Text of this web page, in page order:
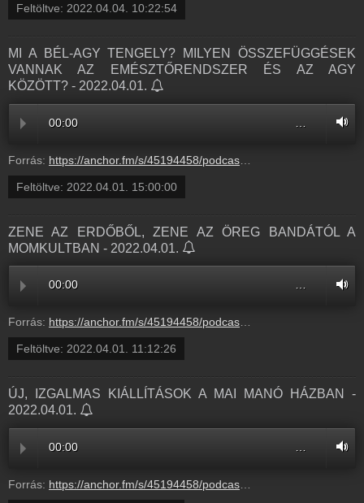
Feltöltve: 2022.04.04. 10:22:54
MI A BÉL-AGY TENGELY? MILYEN ÖSSZEFÜGGÉSEK
VANNAK AZ EMÉSZTŐRENDSZER ÉS AZ AGY
KÖZÖTT? - 2022.04.01.
00:00
Forrás: https://anchor.fm/s/45194458/podcast/play/50074495/https%3A%2F%2Fd3ctxlq1ktw2nl.cloudfront.net%2Fstaging%2F2022-3-4%2F257784267-44100-2-8e7a7b92c4ee2.m4a
Feltöltve: 2022.04.01. 15:00:00
ZENE AZ ERDŐBŐL, ZENE AZ ÖREG BANDÁTÓL A
MOMKULTBAN - 2022.04.01.
00:00 …
Forrás: https://anchor.fm/s/45194458/podcast/play/49947200/https%3A%2F%2Fd3ctxlq1ktw2nl.cloudfront.net%2Fproduction%2Fexports%2F45194458%2F49947200%2F9db4d43f311294bda8d5ed1f98ab1d14.m4a
Feltöltve: 2022.04.01. 11:12:26
ÚJ, IZGALMAS KIÁLLÍTÁSOK A MAI MANÓ HÁZBAN -
2022.04.01.
00:00
Forrás: https://anchor.fm/s/45194458/podcast/play/49947054/https%3A%2F%2Fd3ctxlq1ktw2nl.cloudfront.net%2Fstaging%2F2022-3-1%2F257273331-44100-2-7e6d7afb6440f.m4a